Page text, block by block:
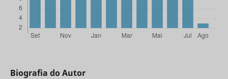
Biografia do Autor